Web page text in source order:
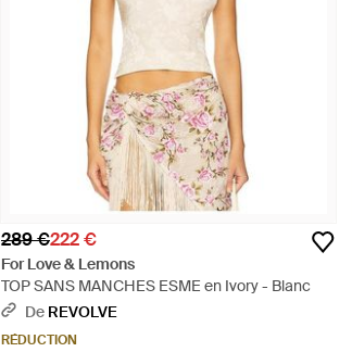
289 €222 €
For Love & Lemons
TOP SANS MANCHES ESME en Ivory - Blanc
De REVOLVE
RÉDUCTION